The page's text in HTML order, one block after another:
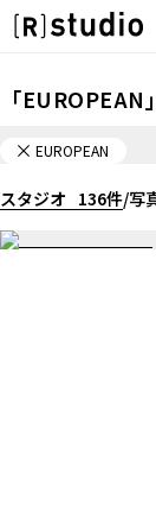
IMAGE
雰囲気で探したい
SCENE
スタジオを探
雰囲気で探
部屋ごとに
「EUROPEAN
EUROPEAN
スタジオ 136件/写